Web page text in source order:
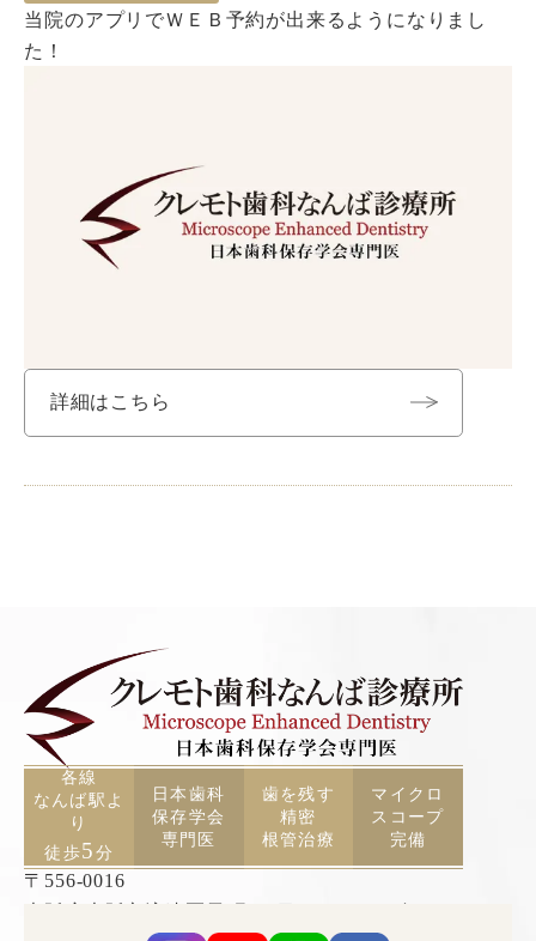
当院のアプリでＷＥＢ予約が出来るようになりまし
た！
詳細はこちら
各線
なんば駅よ
り
徒歩5分
日本歯科
保存学会
専門医
歯を残す
精密
根管治療
マイクロ
スコープ
完備
〒556-0016